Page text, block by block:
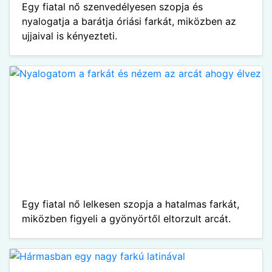
Egy fiatal nő szenvedélyesen szopja és
nyalogatja a barátja óriási farkát, miközben az
ujjaival is kényezteti.
Egy fiatal nő lelkesen szopja a hatalmas farkát,
miközben figyeli a gyönyörtől eltorzult arcát.